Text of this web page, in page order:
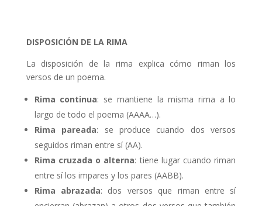
DISPOSICIÓN DE LA RIMA
La disposición de la rima explica cómo riman los
versos de un poema.
Rima continua: se mantiene la misma rima a lo
largo de todo el poema (AAAA…).
Rima pareada: se produce cuando dos versos
seguidos riman entre sí (AA).
Rima cruzada o alterna: tiene lugar cuando riman
entre sí los impares y los pares (AABB).
Rima abrazada: dos versos que riman entre sí